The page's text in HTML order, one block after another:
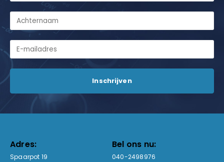
Adres:
Spaarpot 19
Bel ons nu:
040-2498976